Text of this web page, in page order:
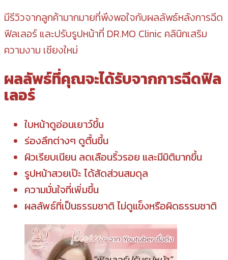
มีรีวิวจากลูกค้ามากมายที่พึงพอใจกับผลลัพธ์หลังการฉีด
ฟิลเลอร์ และปรับรูปหน้าที่ DR.MO Clinic คลินิกเสริม
ความงาม เชียงใหม่
ผลลัพธ์ที่คุณจะได้รับจากการฉีดฟิล
เลอร์
ใบหน้าดูอ่อนเยาว์ขึ้น
ร่องลึกต่างๆ ดูตื้นขึ้น
ผิวเรียบเนียน ลดเลือนริ้วรอย และมีมิติมากขึ้น
รูปหน้าสวยเป๊ะ ได้สัดส่วนสมดุล
ความมั่นใจที่เพิ่มขึ้น
ผลลัพธ์ที่เป็นธรรมชาติ ไม่ดูแข็งหรือผิดธรรมชาติ